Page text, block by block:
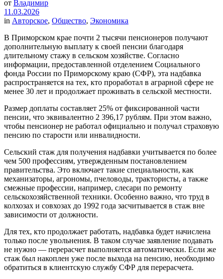
от Владимир
11.03.2026
in Авторское, Общество, Экономика
В Приморском крае почти 2 тысячи пенсионеров получают
дополнительную выплату к своей пенсии благодаря
длительному стажу в сельском хозяйстве. Согласно
информации, предоставленной отделением Социального
фонда России по Приморскому краю (СФР), эта надбавка
распространяется на тех, кто проработал в аграрной сфере не
менее 30 лет и продолжает проживать в сельской местности.
Размер доплаты составляет 25% от фиксированной части
пенсии, что эквивалентно 2 396,17 рублям. При этом важно,
чтобы пенсионер не работал официально и получал страховую
пенсию по старости или инвалидности.
Сельский стаж для получения надбавки учитывается по более
чем 500 профессиям, утвержденным постановлением
правительства. Это включает такие специальности, как
механизаторы, агрономы, пчеловоды, трактористы, а также
смежные профессии, например, слесари по ремонту
сельскохозяйственной техники. Особенно важно, что труд в
колхозах и совхозах до 1992 года засчитывается в стаж вне
зависимости от должности.
Для тех, кто продолжает работать, надбавка будет начислена
только после увольнения. В таком случае заявление подавать
не нужно — перерасчет выполняется автоматически. Если же
стаж был накоплен уже после выхода на пенсию, необходимо
обратиться в клиентскую службу СФР для перерасчета.